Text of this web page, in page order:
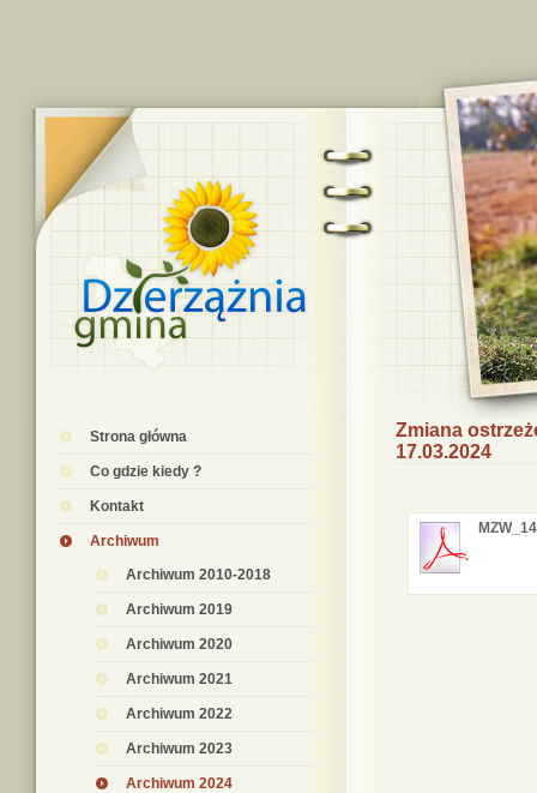
Strona główna
Co gdzie kiedy ?
Kontakt
Archiwum
Archiwum 2010-2018
Archiwum 2019
Archiwum 2020
Archiwum 2021
Archiwum 2022
Archiwum 2023
Archiwum 2024
Zmiana
17.03.2024